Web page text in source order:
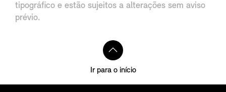
tipográfico e estão sujeitos a alterações sem aviso
prévio.
Ir para o início